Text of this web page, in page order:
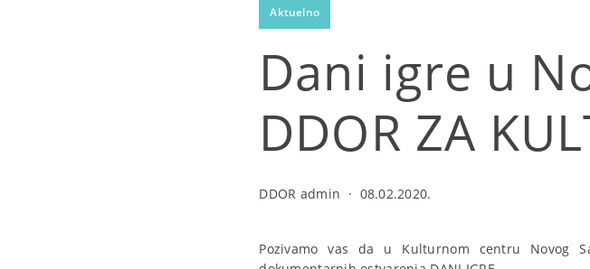
Aktuelno
Dani igre u
DDOR ZA
DDOR admin · 08.02.2020.
Pozivamo vas da u Kulturnom centru Novog